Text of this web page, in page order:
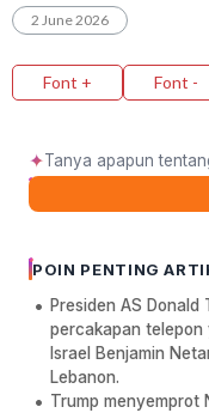
2 June 2026
Font + Font -
✦
POIN PENTING
Presiden AS Donald
percakapan telepon
Israel Benjamin
Lebanon.
Trump menyemprot